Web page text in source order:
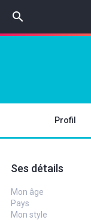
search
Profil
Ses détails
Mon âge
Pays
Mon style